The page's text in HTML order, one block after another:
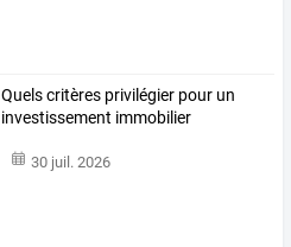
Quelscritères privilégier pour un
investissement immobilier
30 juil. 2026